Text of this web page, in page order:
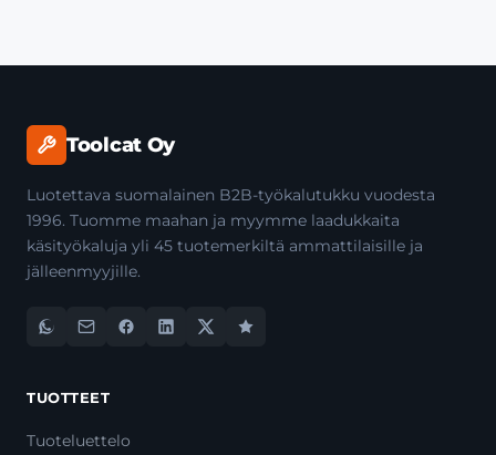
Toolcat Oy
Luotettava suomalainen B2B-työkalutukku vuodesta
1996. Tuomme maahan ja myymme laadukkaita
käsityökaluja yli 45 tuotemerkiltä ammattilaisille ja
jälleenmyyjille.
TUOTTEET
Tuoteluettelo